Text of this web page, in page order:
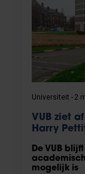
Universiteit 2
VUB ziet
Harry
De VUB
mogelijk is